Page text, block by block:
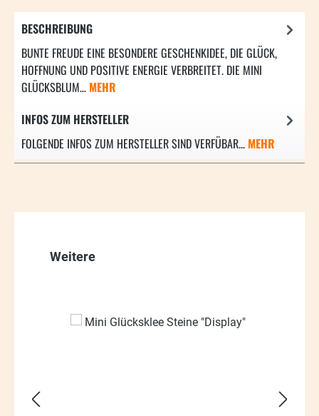
BESCHREIBUNG
BUNTE FREUDE EINE BESONDERE GESCHENKIDEE, DIE GLÜCK,
HOFFNUNG UND POSITIVE ENERGIE VERBREITET. DIE MINI
GLÜCKSBLUM… MEHR
INFOS ZUM HERSTELLER
FOLGENDE INFOS ZUM HERSTELLER SIND VERFÜBAR... MEHR
Produktgalerie überspringen
Weitere